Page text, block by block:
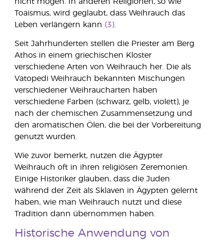
Toaismus, wird geglaubt, dass Weihrauch das
Leben verlängern kann (3)
Seit Jahrhunderten stellen die Priester am Berg
Athos in einem griechischen Kloster
verschiedene Arten von Weihrauch her. Die als
Vatopedi Weihrauch bekannten Mischungen
verschiedener Weihraucharten haben
verschiedene Farben (schwarz, gelb, violett), je
nach der chemischen Zusammensetzung und
den aromatischen Ölen, die bei der Vorbereitung
genutzt wurden.
Wie zuvor bemerkt, nutzen die Ägypter
Weihrauch oft in ihren religiösen Zeremonien.
Einige Historiker glauben, dass die Juden
während der Zeit als Sklaven in Ägypten gelernt
haben, wie man Weihrauch nutzt und diese
Tradition dann übernommen haben.
Historische Anwendung von